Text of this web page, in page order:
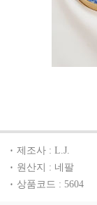
제조사 : L.J.
원산지 : 네팔
상품코드 : 5604